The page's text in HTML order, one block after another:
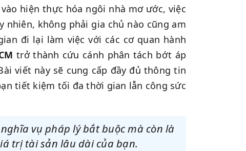
hiện thực hóa ngôi nhà mơ ước, việc
nhiên, không phải gia chủ nào cũng am
đi lại làm việc với các cơ quan hành
trở thành cứu cánh phân tách bớt áp
viết này sẽ cung cấp đầy đủ thông tin
tiết kiệm tối đa thời gian lẫn công sức
vụ pháp lý bắt buộc mà còn là
trị tài sản lâu dài của bạn.